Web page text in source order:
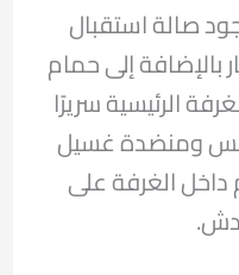
صالة استقبال
إلى حمام
الرئيسية سريرًا
ومنضدة غسيل
الغرفة على